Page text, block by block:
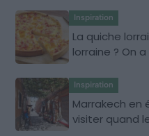
Inspiration
La quiche
lorraine ? On
Inspiration
Marrakech en
visiter quand